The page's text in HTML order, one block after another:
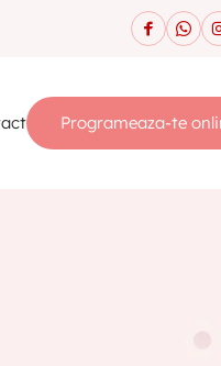
Programeaza-te